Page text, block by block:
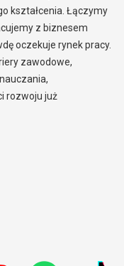
kształcenia. Łączymy
z biznesem
oczekuje rynek pracy.
zawodowe,
rozwoju już